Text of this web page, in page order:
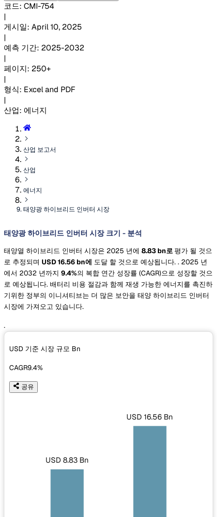
코드: CMI-754
|
게시일: April 10, 2025
|
예측 기간: 2025-2032
|
페이지: 250+
|
형식: Excel and PDF
|
산업: 에너지
산업 보고서
산업
에너지
태양광 하이브리드 인버터 시장
태양광 하이브리드 인버터 시장 크기 - 분석
태양열 하이브리드 인버터 시장은 2025 년에 8.83 bn로평가 될 것으
로 추정되며 USD 16.56 bn에 도달 할 것으로 예상됩니다. . 2025 년
에서 2032 년까지 9.4%의 복합 연간 성장률 (CAGR)으로 성장할 것으
로 예상됩니다. 배터리 비용 절감과 함께 재생 가능한 에너지를 촉진하
기위한 정부의 이니셔티브는 더 많은 보안을 태양 하이브리드 인버터
시장에 가져오고 있습니다.
.
USD 기준 시장 규모 Bn
CAGR9.4%
공유
USD 8.83 Bn
USD 16.56 Bn